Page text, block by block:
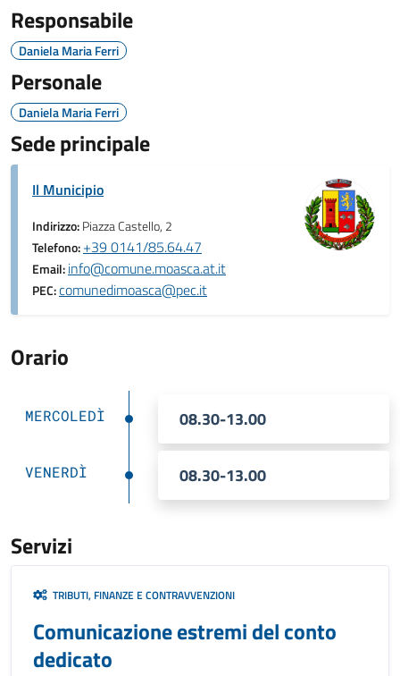
Responsabile
Daniela Maria Ferri
Personale
Daniela Maria Ferri
Sede principale
Il Municipio
Indirizzo:Piazza Castello, 2
Telefono:+39 0141/85.64.47
Email:info@comune.moasca.at.it
PEC:comunedimoasca@pec.it
Orario
MERCOLEDÌ 08.30-13.00
VENERDÌ 08.30-13.00
Servizi
TRIBUTI, FINANZE E CONTRAVVENZIONI
Comunicazione estremi del conto
dedicato